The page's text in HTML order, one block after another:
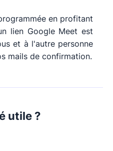
en profitant
lien Google Meet est
et à l'autre personne
mails de confirmation.
utile ?